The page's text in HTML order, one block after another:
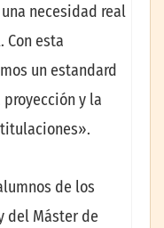
necesidad real
Con esta
un estandard
y la
de los
del Máster de